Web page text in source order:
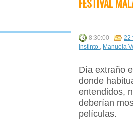
FESTIVAL
8:30:00 22
Instinto , Manuela
Día extraño
donde
entendidos,
deberían
películas.